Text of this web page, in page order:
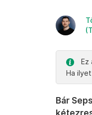
Ez
Ha
Bár